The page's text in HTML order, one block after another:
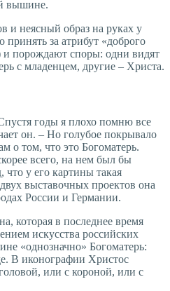
вышине.
и неясный образ на руках у
за атрибут «доброго
порождают споры: одни видят
с младенцем, другие – Христа.
годы я плохо помню все
он. – Но голубое покрывало
о том, что это Богоматерь.
всего, на нем был бы
что у его картины такая
выставочных проектов она
России и Германии.
которая в последнее время
искусства российских
«однозначно» Богоматерь:
В иконографии Христос
или с короной, или с